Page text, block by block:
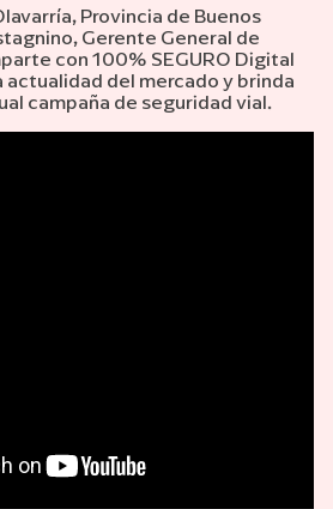
Provincia de Buenos
Gerente General de
con 100% SEGURO Digital
actualidad del mercado y brinda
campaña de seguridad vial.